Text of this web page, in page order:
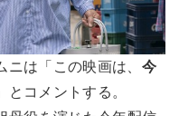
は「この映画は、 今
」とコメントする。